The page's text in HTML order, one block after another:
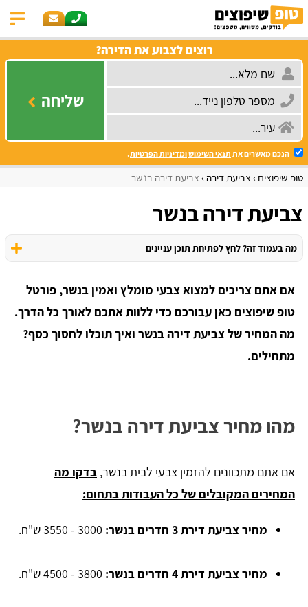
רוצים לצבוע את הדירה?
שליחה
הנכם מאשרים את תנאי השימושומדיניות הפרטיות.
טופ שיפוצים צביעת דירה צביעת דירה בנשר
צביעת דירה בנשר
מה בעמוד זה? לחץ לפתיחת תוכן עניינים
אם אתם צריכים למצוא צבעי מומלץ ואמין בנשר, פורטל
טופ שיפוצים כאן עבורכם כדי ללוות אתכם לאורך כל הדרך.
מה המחיר של צביעת דירה בנשר ואיך תוכלו לחסוך כסף?
מתחילים.
מהו מחיר צביעת דירה בנשר?
אם אתם מתכוונים להזמין צבעי לבית בנשר, בדקו מה
המחירים המקובלים של כל העבודות בתחום:
מחיר צביעת דירת 3 חדרים בנשר: 3000 - 3550 ש"ח.
מחיר צביעת דירת 4 חדרים בנשר: 3800 - 4500 ש"ח.